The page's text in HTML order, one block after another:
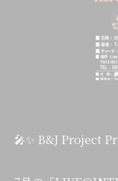
🎤✨ B&J Project